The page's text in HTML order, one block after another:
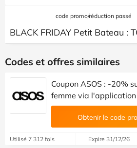
code promo/réduction passé
BLACK FRIDAY Petit Bateau :
Codes et offres similaires
Coupon ASOS : -20%
femme via
Obtenir le code
Utilisé 7 312 fois Expire 31/12/26